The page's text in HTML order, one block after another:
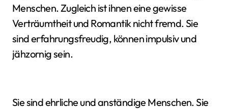
Menschen. Zugleich ist ihnen eine gewisse
Verträumtheit und Romantik nicht fremd. Sie
sind erfahrungsfreudig, können impulsiv und
jähzornig sein.
Sie sind ehrliche und anständige Menschen. Sie